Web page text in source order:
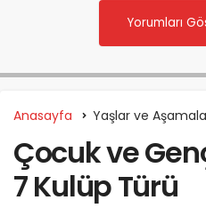
Yorumları
Anasayfa Yaşlar ve
Çocuk ve
7 Kulüp Türü